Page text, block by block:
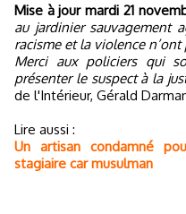
Mise à jour mardi 21
au jardinier sauvagement
racisme et la violence
Merci aux policiers qui
présenter le suspect à la
de l'Intérieur, Gérald
Lire aussi :
Un artisan condamné
stagiaire car musulman